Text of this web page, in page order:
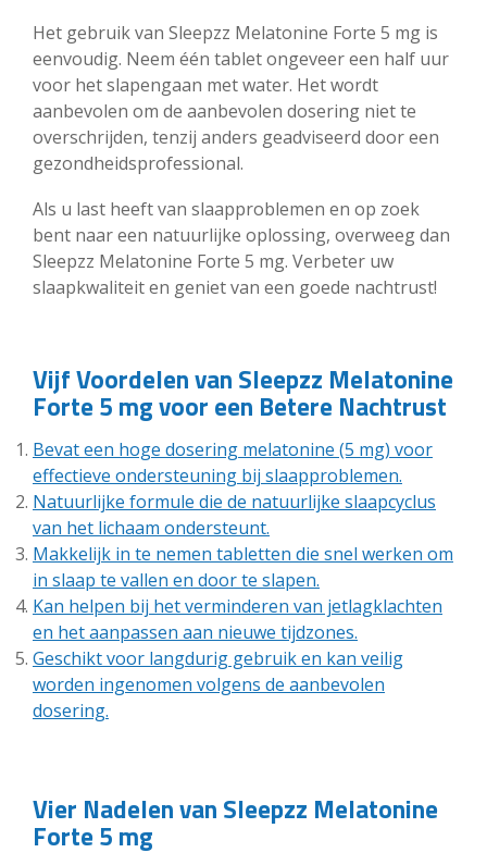
Het gebruik van Sleepzz Melatonine Forte 5 mg is
eenvoudig. Neem één tablet ongeveer een half uur
voor het slapengaan met water. Het wordt
aanbevolen om de aanbevolen dosering niet te
overschrijden, tenzij anders geadviseerd door een
gezondheidsprofessional.
Als u last heeft van slaapproblemen en op zoek
bent naar een natuurlijke oplossing, overweeg dan
Sleepzz Melatonine Forte 5 mg. Verbeter uw
slaapkwaliteit en geniet van een goede nachtrust!
Vijf Voordelen van Sleepzz Melatonine
Forte 5 mg voor een Betere Nachtrust
Bevat een hoge dosering melatonine (5 mg) voor
effectieve ondersteuning bij slaapproblemen.
Natuurlijke formule die de natuurlijke slaapcyclus
van het lichaam ondersteunt.
Makkelijk in te nemen tabletten die snel werken om
in slaap te vallen en door te slapen.
Kan helpen bij het verminderen van jetlagklachten
en het aanpassen aan nieuwe tijdzones.
Geschikt voor langdurig gebruik en kan veilig
worden ingenomen volgens de aanbevolen
dosering.
Vier Nadelen van Sleepzz Melatonine
Forte 5 mg